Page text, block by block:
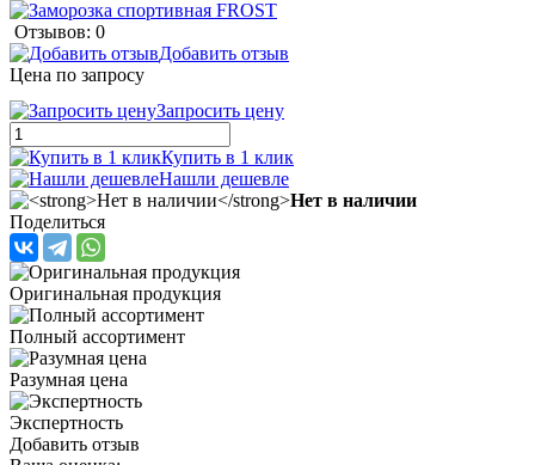
Отзывов: 0
Добавить отзыв
Цена по запросу
Запросить цену
Купить в 1 клик
Нашли дешевле
Нет в наличии
Поделиться
Оригинальная продукция
Полный ассортимент
Разумная цена
Экспертность
Добавить отзыв